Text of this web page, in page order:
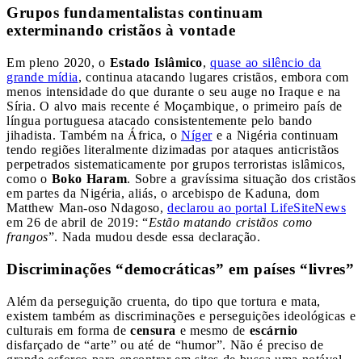
Grupos fundamentalistas continuam
exterminando cristãos à vontade
Em pleno 2020, o Estado Islâmico, quase ao silêncio da
grande mídia, continua atacando lugares cristãos, embora com
menos intensidade do que durante o seu auge no Iraque e na
Síria. O alvo mais recente é Moçambique, o primeiro país de
língua portuguesa atacado consistentemente pelo bando
jihadista. Também na África, o Nígere a Nigéria continuam
tendo regiões literalmente dizimadas por ataques anticristãos
perpetrados sistematicamente por grupos terroristas islâmicos,
como o Boko Haram. Sobre a gravíssima situação dos cristãos
em partes da Nigéria, aliás, o arcebispo de Kaduna, dom
Matthew Man-oso Ndagoso, declarou ao portal LifeSiteNews
em 26 de abril de 2019: “Estão matando cristãos como
frangos”. Nada mudou desde essa declaração.
Discriminações “democráticas” em países “livres”
Além da perseguição cruenta, do tipo que tortura e mata,
existem também as discriminações e perseguições ideológicas e
culturais em forma de censura e mesmo de escárnio
disfarçado de “arte” ou até de “humor”. Não é preciso de